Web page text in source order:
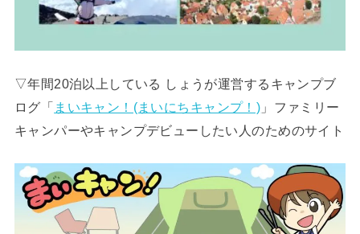
▽年間20泊以上している しょうが運営するキャンプブ
ログ「 まいキャン！(まいにちキャンプ！) 」ファミリー
キャンパーやキャンプデビューしたい人のためのサイト